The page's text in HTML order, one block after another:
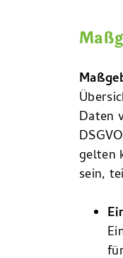
Daten
gelten
sein,